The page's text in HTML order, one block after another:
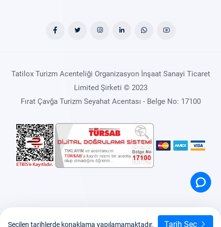
Seçilen tarihlerde konaklama yapılamamaktadır. Tarih Seç
Tatilox Turizm Acenteliği Organizasyon İnşaat Sanayi Ticaret
Limited Şirketi © 2023
Fırat Çavğa Turizm Seyahat Acentası - Belge No: 17100